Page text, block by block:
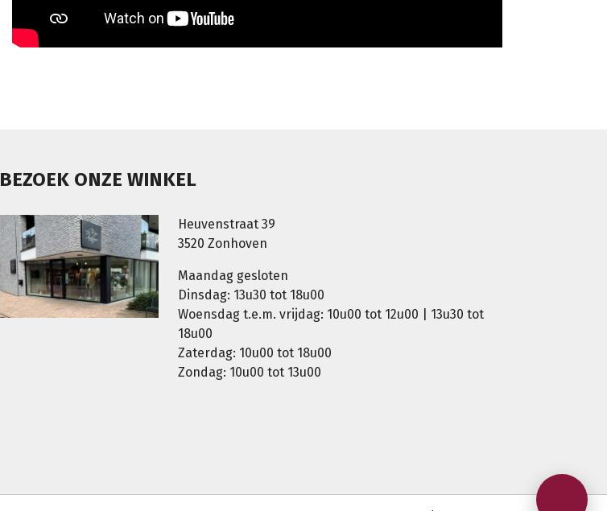
BEZOEK ONZE WINKEL
Heuvenstraat 39
3520 Zonhoven
Maandag gesloten
Dinsdag: 13u30 tot 18u00
Woensdag t.e.m. vrijdag: 10u00 tot 12u00 | 13u30 tot
18u00
Zaterdag: 10u00 tot 18u00
Zondag: 10u00 tot 13u00